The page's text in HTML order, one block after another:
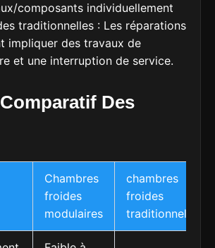
composants individuellement
traditionnelles : Les réparations
impliquer des travaux de
et une interruption de service.
Des
Chambres
froides
modulaires
chambres
froides
traditionnelles